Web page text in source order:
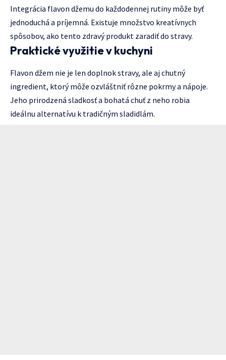
Integrácia flavon džemu do každodennej rutiny môže byť
jednoduchá a príjemná. Existuje množstvo kreatívnych
spôsobov, ako tento zdravý produkt zaradiť do stravy.
Praktické využitie v kuchyni
Flavon džem nie je len doplnok stravy, ale aj chutný
ingredient, ktorý môže ozvláštniť rôzne pokrmy a nápoje.
Jeho prirodzená sladkosť a bohatá chuť z neho robia
ideálnu alternatívu k tradičným sladidlám.